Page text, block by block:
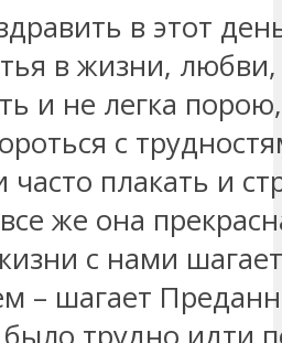
в этот
в жизни, любви,
и не легка
с
плакать и
же она
с нами
– шагает